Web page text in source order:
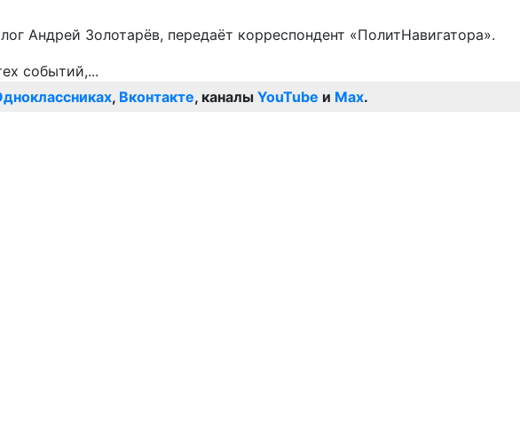
Андрей Золотарёв, передаёт корреспондент «ПолитНавигатора».
, Вконтакте, каналы YouTube и Max.